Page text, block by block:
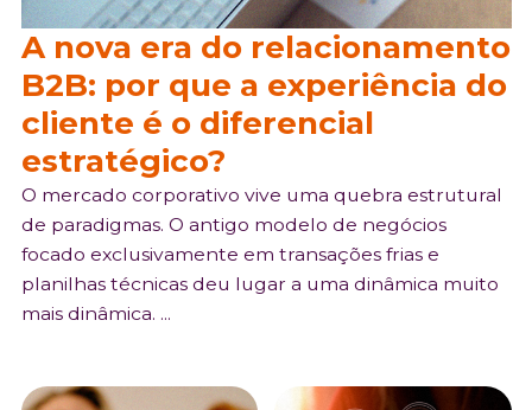
A nova era do relacionamento
B2B: por que a experiência do
cliente é o diferencial
estratégico?
O mercado corporativo vive uma quebra estrutural
de paradigmas. O antigo modelo de negócios
focado exclusivamente em transações frias e
planilhas técnicas deu lugar a uma dinâmica muito
mais dinâmica. ...